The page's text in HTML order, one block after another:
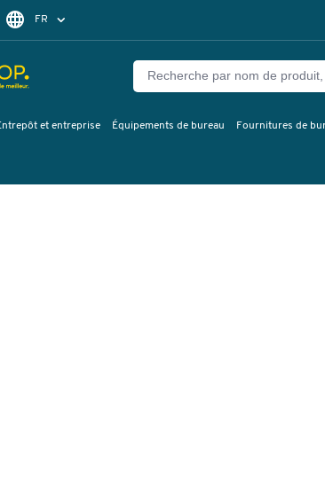
FR
et entreprise Équipements de bureau Fournitures de